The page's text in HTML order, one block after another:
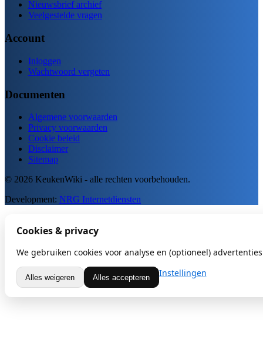
Nieuwsbrief archief
Veelgestelde vragen
Account
Inloggen
Wachtwoord vergeten
Documenten
Algemene voorwaarden
Privacy voorwaarden
Cookie beleid
Disclaimer
Sitemap
© 2026 KeukenWiki - alle rechten voorbehouden.
Development: NRG Internetdiensten
Cookies & privacy
We gebruiken cookies voor analyse en (optioneel)
Alles weigeren Alles accepteren Instellingen